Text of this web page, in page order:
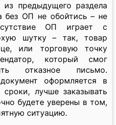
предыдущего раздела
без ОП не обойтись – не
ОП играет с
шутку – так, товар
или торговую точку
который смог
отказное письмо.
оформляется в
лучше заказывать
будете уверены в том,
ситуацию.